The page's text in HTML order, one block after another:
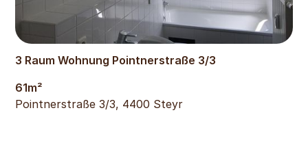
520€
3 Raum Wohnung Pointnerstraße 3/3
61m²
Pointnerstraße 3/3, 4400 Steyr